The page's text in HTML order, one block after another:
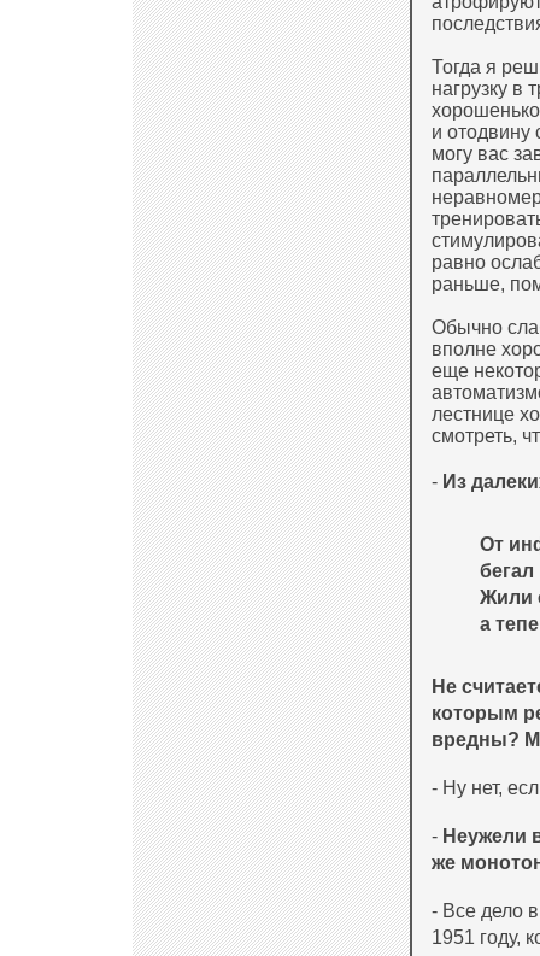
Тогда я
нагрузку в
и отодвину
могу вас
равно
раньше,
Обычно
вполне
еще
лестнице
смотреть,
- Из
От
бегал
Жили
а
Не
которым
вредны?
- Ну нет,
- Неужели
же
- Все дело
1951 году,